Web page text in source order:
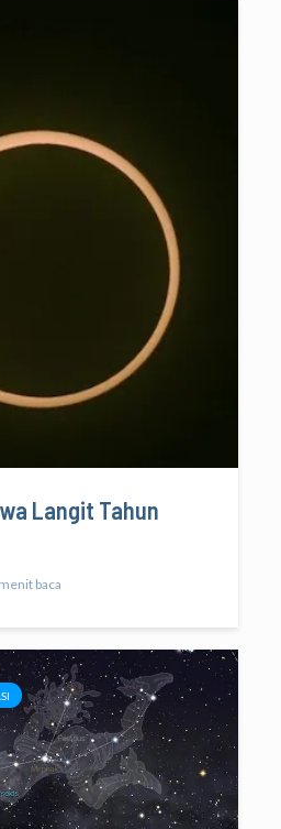
Langit Tahun
baca